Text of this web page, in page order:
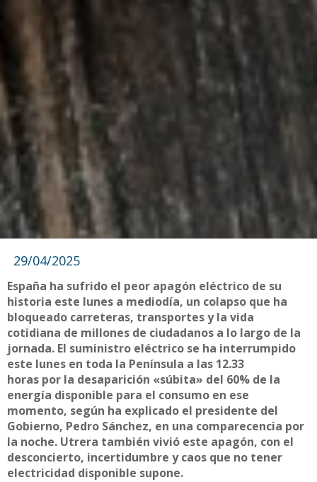
29/04/2025
España ha sufrido el peor apagón eléctrico de su
historia este lunes a mediodía, un colapso que ha
bloqueado carreteras, transportes y la vida
cotidiana de millones de ciudadanos a lo largo de la
jornada. El suministro eléctrico se ha interrumpido
este lunes en toda la Península a las 12.33
horas por la desaparición «súbita» del 60% de la
energía disponible para el consumo en ese
momento, según ha explicado el presidente del
Gobierno, Pedro Sánchez, en una comparecencia por
la noche. Utrera también vivió este apagón, con el
desconcierto, incertidumbre y caos que no tener
electricidad disponible supone.